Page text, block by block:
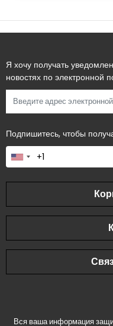
Я хочу получать
новостях по электронной
Подпишитесь, чтобы
Вся ваша информация